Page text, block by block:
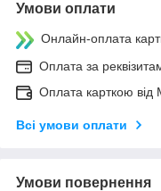
Умови оплати
Онлайн-оплата
Оплата за
Оплата карткою від
Всі умови оплати
Умови повернення